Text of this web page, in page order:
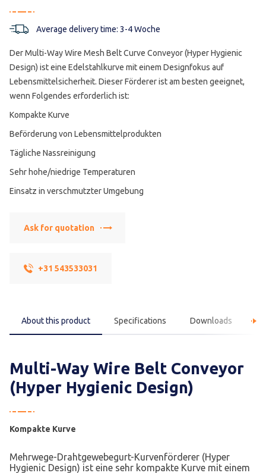
Average delivery time: 3-4 Woche
Der Multi-Way Wire Mesh Belt Curve Conveyor (Hyper Hygienic
Design) ist eine Edelstahlkurve mit einem Designfokus auf
Lebensmittelsicherheit. Dieser Förderer ist am besten geeignet,
wenn Folgendes erforderlich ist:
Kompakte Kurve
Beförderung von Lebensmittelprodukten
Tägliche Nassreinigung
Sehr hohe/niedrige Temperaturen
Einsatz in verschmutzter Umgebung
Ask for quotation
+31 543533031
About this product Specifications Downloads
Multi-Way Wire Belt Conveyor
(Hyper Hygienic Design)
Kompakte Kurve
Mehrwege-Drahtgewebegurt-Kurvenförderer (Hyper
Hygienic Design) ist eine sehr kompakte Kurve mit einem